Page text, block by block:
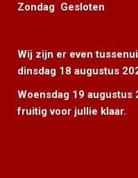
Zondag Gesloten
Wij zijn er even
dinsdag 18 augustus
Woensdag 19 augustus
fruitig voor jullie klaar.